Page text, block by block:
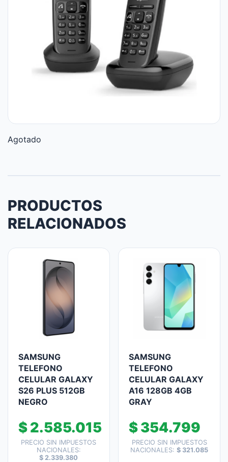
Agotado
PRODUCTOS
RELACIONADOS
SAMSUNG
TELEFONO
CELULAR GALAXY
S26 PLUS 512GB
NEGRO
$2.585.015
PRECIO SIN IMPUESTOS
NACIONALES:
$ 2.339.380
SAMSUNG
TELEFONO
CELULAR GALAXY
A16 128GB 4GB
GRAY
$354.799
PRECIO SIN IMPUESTOS
NACIONALES:$ 321.085